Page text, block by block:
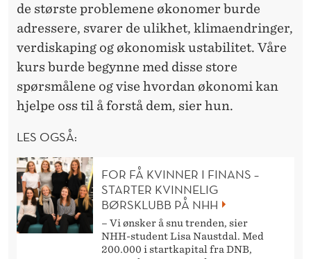
de største problemene økonomer burde
adressere, svarer de ulikhet, klimaendringer,
verdiskaping og økonomisk ustabilitet. Våre
kurs burde begynne med disse store
spørsmålene og vise hvordan økonomi kan
hjelpe oss til å forstå dem, sier hun.
LES OGSÅ:
FOR FÅ KVINNER I FINANS –
STARTER KVINNELIG
BØRSKLUBB PÅ NHH
– Vi ønsker å snu trenden, sier
NHH-student Lisa Naustdal. Med
200.000 i startkapital fra DNB,